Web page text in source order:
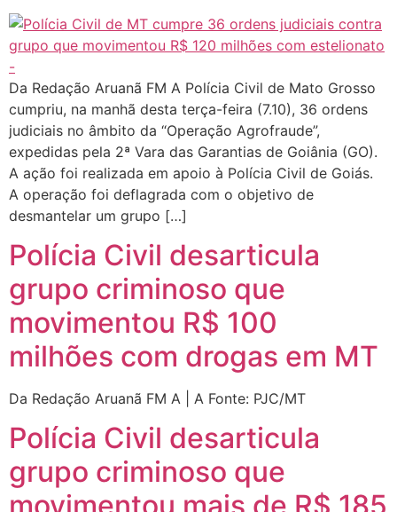
Da Redação Aruanã FM A Polícia Civil de Mato Grosso
cumpriu, na manhã desta terça-feira (7.10), 36 ordens
judiciais no âmbito da “Operação Agrofraude”,
expedidas pela 2ª Vara das Garantias de Goiânia (GO).
A ação foi realizada em apoio à Polícia Civil de Goiás.
A operação foi deflagrada com o objetivo de
desmantelar um grupo […]
Polícia Civil desarticula
grupo criminoso que
movimentou R$ 100
milhões com drogas em MT
Da Redação Aruanã FM A | A Fonte: PJC/MT
Polícia Civil desarticula
grupo criminoso que